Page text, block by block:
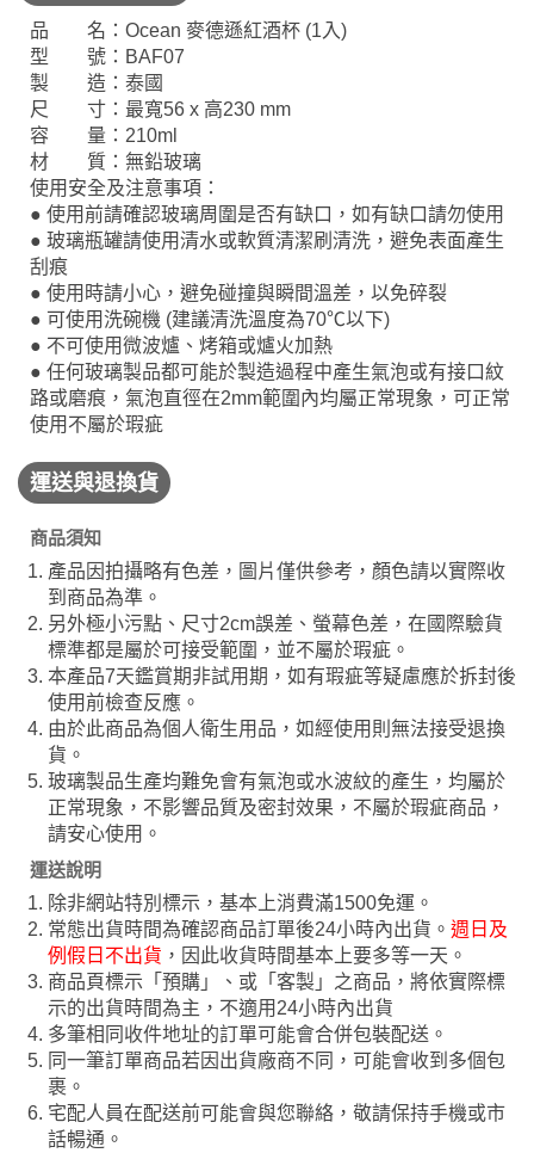
品 名：Ocean 麥德遜紅酒杯 (1入)
型 號：BAF07
製 造：泰國
尺 寸：最寬56 x 高230 mm
容 量：210ml
材 質：無鉛玻璃
使用安全及注意事項：
● 使用前請確認玻璃周圍是否有缺口，如有缺口請勿使用
● 玻璃瓶罐請使用清水或軟質清潔刷清洗，避免表面產生
刮痕
● 使用時請小心，避免碰撞與瞬間溫差，以免碎裂
● 可使用洗碗機 (建議清洗溫度為70℃以下)
● 不可使用微波爐、烤箱或爐火加熱
● 任何玻璃製品都可能於製造過程中產生氣泡或有接口紋
路或磨痕，氣泡直徑在2mm範圍內均屬正常現象，可正常
使用不屬於瑕疵
運送與退換貨
商品須知
產品因拍攝略有色差，圖片僅供參考，顏色請以實際收
到商品為準。
另外極小污點、尺寸2cm誤差、螢幕色差，在國際驗貨
標準都是屬於可接受範圍，並不屬於瑕疵。
本產品7天鑑賞期非試用期，如有瑕疵等疑慮應於拆封後
使用前檢查反應。
由於此商品為個人衛生用品，如經使用則無法接受退換
貨。
玻璃製品生產均難免會有氣泡或水波紋的產生，均屬於
正常現象，不影響品質及密封效果，不屬於瑕疵商品，
請安心使用。
運送說明
除非網站特別標示，基本上消費滿1500免運。
常態出貨時間為確認商品訂單後24小時內出貨。 週日及
例假日不出貨 ，因此收貨時間基本上要多等一天。
商品頁標示「預購」、或「客製」之商品，將依實際標
示的出貨時間為主，不適用24小時內出貨
多筆相同收件地址的訂單可能會合併包裝配送。
同一筆訂單商品若因出貨廠商不同，可能會收到多個包
裹。
宅配人員在配送前可能會與您聯絡，敬請保持手機或市
話暢通。